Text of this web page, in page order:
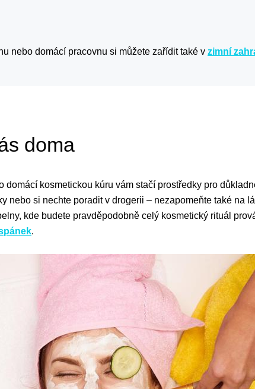
nebo domácí pracovnu si můžete zařídit také v zimní
doma
domácí kosmetickou kúru vám stačí prostředky pro
nebo si nechte poradit v drogerii – nezapomeňte také na
kde budete pravděpodobně celý kosmetický rituál
.